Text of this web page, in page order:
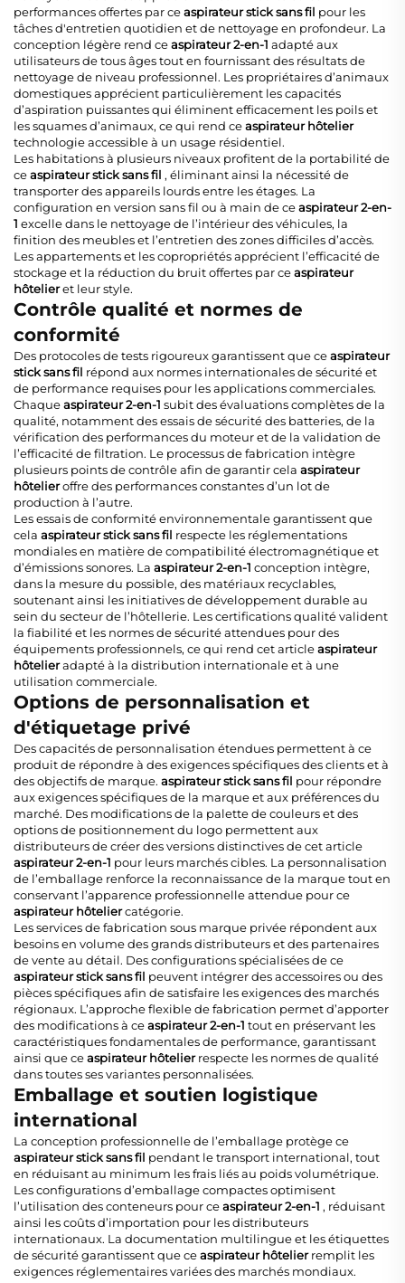
performances offertes par ceaspirateur stick sans fil pour les
tâches d'entretien quotidien et de nettoyage en profondeur. La
conception légère rend ceaspirateur 2-en-1 adapté aux
utilisateurs de tous âges tout en fournissant des résultats de
nettoyage de niveau professionnel. Les propriétaires d’animaux
domestiques apprécient particulièrement les capacités
d’aspiration puissantes qui éliminent efficacement les poils et
les squames d’animaux, ce qui rend ceaspirateur hôtelier
technologie accessible à un usage résidentiel.
Les habitations à plusieurs niveaux profitent de la portabilité de
ceaspirateur stick sans fil , éliminant ainsi la nécessité de
transporter des appareils lourds entre les étages. La
configuration en version sans fil ou à main de ceaspirateur 2-en-
1 excelle dans le nettoyage de l’intérieur des véhicules, la
finition des meubles et l’entretien des zones difficiles d’accès.
Les appartements et les copropriétés apprécient l’efficacité de
stockage et la réduction du bruit offertes par ceaspirateur
hôtelieret leur style.
Contrôle qualité et normes de
conformité
Des protocoles de tests rigoureux garantissent que ceaspirateur
stick sans fil répond aux normes internationales de sécurité et
de performance requises pour les applications commerciales.
Chaqueaspirateur 2-en-1 subit des évaluations complètes de la
qualité, notamment des essais de sécurité des batteries, de la
vérification des performances du moteur et de la validation de
l’efficacité de filtration. Le processus de fabrication intègre
plusieurs points de contrôle afin de garantir cela aspirateur
hôtelieroffre des performances constantes d’un lot de
production à l’autre.
Les essais de conformité environnementale garantissent que
cela aspirateur stick sans fil respecte les réglementations
mondiales en matière de compatibilité électromagnétique et
d’émissions sonores. La aspirateur 2-en-1 conception intègre,
dans la mesure du possible, des matériaux recyclables,
soutenant ainsi les initiatives de développement durable au
sein du secteur de l’hôtellerie. Les certifications qualité valident
la fiabilité et les normes de sécurité attendues pour des
équipements professionnels, ce qui rend cet articleaspirateur
hôtelieradapté à la distribution internationale et à une
utilisation commerciale.
Options de personnalisation et
d'étiquetage privé
Des capacités de personnalisation étendues permettent à ce
produit de répondre à des exigences spécifiques des clients et à
des objectifs de marque. aspirateur stick sans fil pour répondre
aux exigences spécifiques de la marque et aux préférences du
marché. Des modifications de la palette de couleurs et des
options de positionnement du logo permettent aux
distributeurs de créer des versions distinctives de cet article
aspirateur 2-en-1 pour leurs marchés cibles. La personnalisation
de l’emballage renforce la reconnaissance de la marque tout en
conservant l’apparence professionnelle attendue pour ce
aspirateur hôteliercatégorie.
Les services de fabrication sous marque privée répondent aux
besoins en volume des grands distributeurs et des partenaires
de vente au détail. Des configurations spécialisées de ce
aspirateur stick sans fil peuvent intégrer des accessoires ou des
pièces spécifiques afin de satisfaire les exigences des marchés
régionaux. L’approche flexible de fabrication permet d’apporter
des modifications à ceaspirateur 2-en-1 tout en préservant les
caractéristiques fondamentales de performance, garantissant
ainsi que ceaspirateur hôtelierrespecte les normes de qualité
dans toutes ses variantes personnalisées.
Emballage et soutien logistique
international
La conception professionnelle de l’emballage protège ce
aspirateur stick sans fil pendant le transport international, tout
en réduisant au minimum les frais liés au poids volumétrique.
Les configurations d’emballage compactes optimisent
l’utilisation des conteneurs pour ceaspirateur 2-en-1 , réduisant
ainsi les coûts d’importation pour les distributeurs
internationaux. La documentation multilingue et les étiquettes
de sécurité garantissent que ceaspirateur hôtelierremplit les
exigences réglementaires variées des marchés mondiaux.